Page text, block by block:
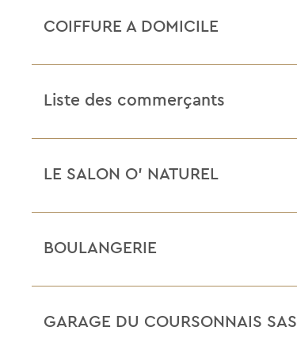
COIFFURE A DOMICILE
Liste des commerçants
LE SALON O’ NATUREL
BOULANGERIE
GARAGE DU COURSONNAIS SAS